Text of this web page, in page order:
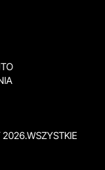
2026.WSZYSTKIE